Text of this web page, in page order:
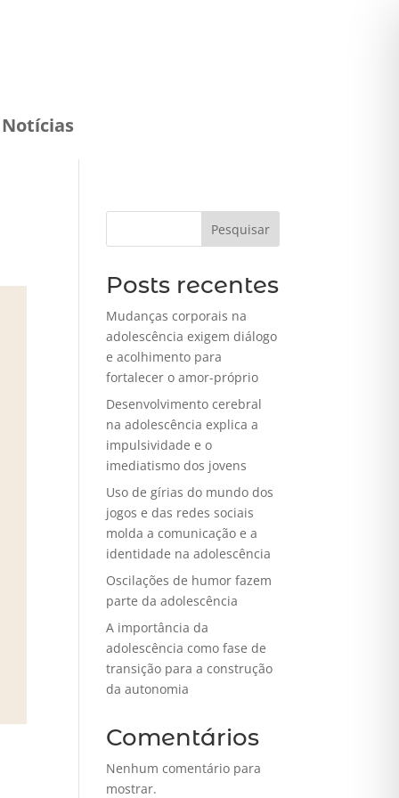
Notícias
Pesquisar
Posts recentes
Mudanças corporais na
adolescência exigem diálogo
e acolhimento para
fortalecer o amor-próprio
Desenvolvimento cerebral
na adolescência explica a
impulsividade e o
imediatismo dos jovens
Uso de gírias do mundo dos
jogos e das redes sociais
molda a comunicação e a
identidade na adolescência
Oscilações de humor fazem
parte da adolescência
A importância da
adolescência como fase de
transição para a construção
da autonomia
Comentários
Nenhum comentário para
mostrar.